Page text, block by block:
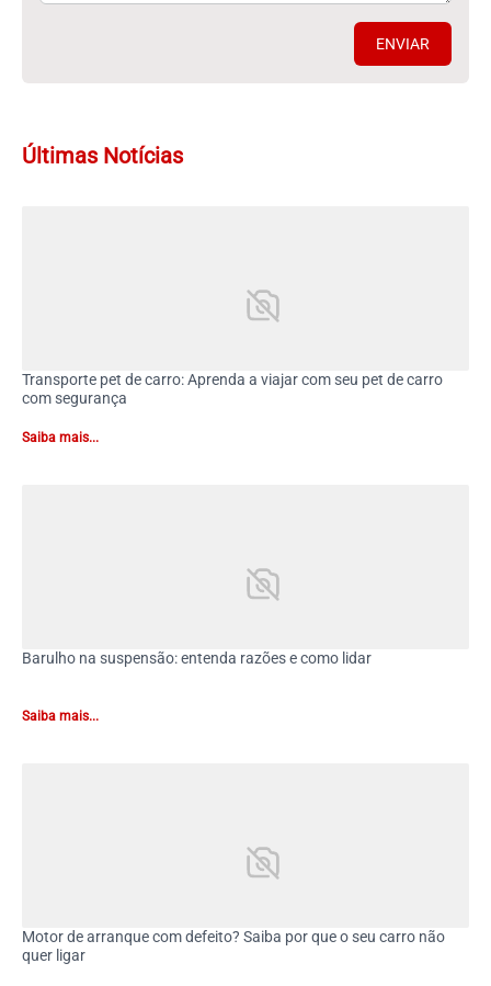
ENVIAR
Últimas Notícias
Transporte pet de carro: Aprenda a viajar com seu pet de carro
com segurança
Saiba mais...
Barulho na suspensão: entenda razões e como lidar
Saiba mais...
Motor de arranque com defeito? Saiba por que o seu carro não
quer ligar